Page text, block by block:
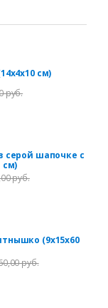
см)
руб.
серой шапочке с
см)
руб.
(9х15х60
руб.